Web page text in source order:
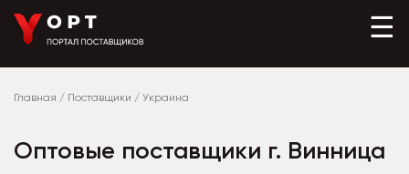
☰
Главная / Поставщики / Украина
Оптовые поставщики г. Винница